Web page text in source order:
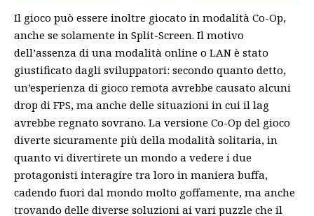
Il gioco può essere inoltre giocato in modalità Co-Op,
anche se solamente in Split-Screen. Il motivo
dell’assenza di una modalità online o LAN è stato
giustificato dagli sviluppatori: secondo quanto detto,
un’esperienza di gioco remota avrebbe causato alcuni
drop di FPS, ma anche delle situazioni in cui il lag
avrebbe regnato sovrano. La versione Co-Op del gioco
diverte sicuramente più della modalità solitaria, in
quanto vi divertirete un mondo a vedere i due
protagonisti interagire tra loro in maniera buffa,
cadendo fuori dal mondo molto goffamente, ma anche
trovando delle diverse soluzioni ai vari puzzle che il